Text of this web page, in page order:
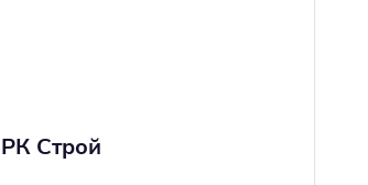
РК Строй